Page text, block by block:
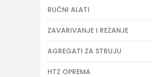
RUČNI ALATI
ZAVARIVANJE I REZANJE
AGREGATI ZA STRUJU
HTZ OPREMA